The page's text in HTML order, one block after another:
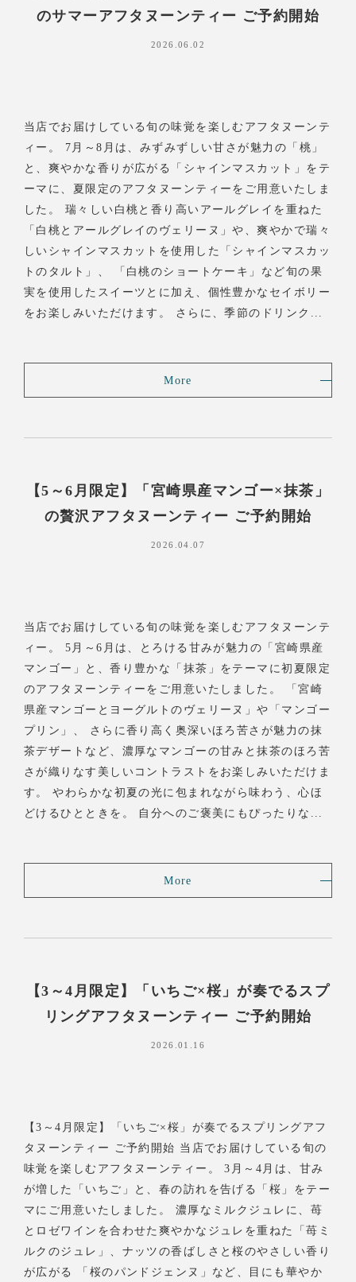
のサマーアフタヌーンティー ご予約開始
2026.06.02
当店でお届けしている旬の味覚を楽しむアフタヌーンテ
ィー。 7月～8月は、みずみずしい甘さが魅力の「桃」
と、爽やかな香りが広がる「シャインマスカット」をテ
ーマに、夏限定のアフタヌーンティーをご用意いたしま
した。 瑞々しい白桃と香り高いアールグレイを重ねた
「白桃とアールグレイのヴェリーヌ」や、爽やかで瑞々
しいシャインマスカットを使用した「シャインマスカッ
トのタルト」、 「白桃のショートケーキ」など旬の果
実を使用したスイーツとに加え、個性豊かなセイボリー
をお楽しみいただけます。 さらに、季節のドリンク...
More
【5～6月限定】「宮崎県産マンゴー×抹茶」
の贅沢アフタヌーンティー ご予約開始
2026.04.07
当店でお届けしている旬の味覚を楽しむアフタヌーンテ
ィー。 5月～6月は、とろける甘みが魅力の「宮崎県産
マンゴー」と、香り豊かな「抹茶」をテーマに初夏限定
のアフタヌーンティーをご用意いたしました。 「宮崎
県産マンゴーとヨーグルトのヴェリーヌ」や「マンゴー
プリン」、 さらに香り高く奥深いほろ苦さが魅力の抹
茶デザートなど、濃厚なマンゴーの甘みと抹茶のほろ苦
さが織りなす美しいコントラストをお楽しみいただけま
す。 やわらかな初夏の光に包まれながら味わう、心ほ
どけるひとときを。 自分へのご褒美にもぴったりな...
More
【3～4月限定】「いちご×桜」が奏でるスプ
リングアフタヌーンティー ご予約開始
2026.01.16
【3～4月限定】「いちご×桜」が奏でるスプリングアフ
タヌーンティー ご予約開始 当店でお届けしている旬の
味覚を楽しむアフタヌーンティー。 3月～4月は、甘み
が増した「いちご」と、春の訪れを告げる「桜」をテー
マにご用意いたしました。 濃厚なミルクジュレに、苺
とロゼワインを合わせた爽やかなジュレを重ねた「苺ミ
ルクのジュレ」、ナッツの香ばしさと桜のやさしい香り
が広がる 「桜のパンドジェンヌ」など、目にも華やか